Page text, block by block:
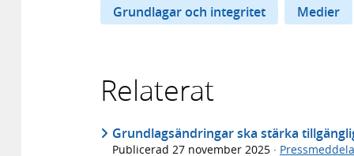
Grundlagar och integritet
Medier
Relaterat
Grundlagsändringar ska stärka
Publicerad 27 november 2025 ·